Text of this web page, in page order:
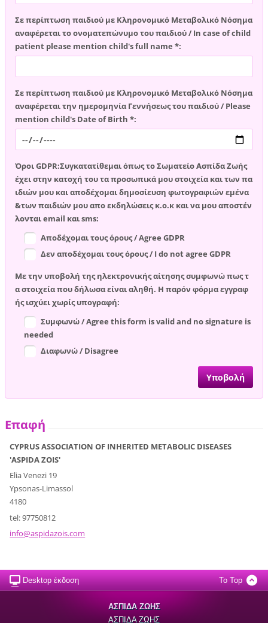
Σε περίπτωση παιδιού με Κληρονομικό Μεταβολικό Νόσημα
αναφέρεται το ονοματεπώνυμο του παιδιού / In case of child
patient please mention child's full name *:
Σε περίπτωση παιδιού με Κληρονομικό Μεταβολικό Νόσημα
αναφέρεται την ημερομηνία Γεννήσεως του παιδιού / Please
mention child's Date of Birth *:
Όροι GDPR:Συγκατατίθεμαι όπως το Σωματείο Ασπίδα Ζωής
έχει στην κατοχή του τα προσωπικά μου στοιχεία και των πα
ιδιών μου και αποδέχομαι δημοσίευση φωτογραφιών εμένα
&των παιδιών μου απο εκδηλώσεις κ.ο.κ και να μου αποστέν
λονται email και sms:
Αποδέχομαι τους όρους / Agree GDPR
Δεν αποδέχομαι τους όρους / I do not agree GDPR
Με την υποβολή της ηλεκτρονικής αίτησης συμφωνώ πως τ
α στοιχεία που δήλωσα είναι αληθή. Η παρόν φόρμα εγγραφ
ής ισχύει χωρίς υπογραφή:
Συμφωνώ / Agree this form is valid and no signature is
needed
Διαφωνώ / Disagree
Επαφή
CYPRUS ASSOCIATION OF INHERITED METABOLIC DISEASES
'ASPIDA ZOIS'
Elia Venezi 19
Ypsonas-Limassol
4180
tel: 97750812
info@aspidazois.com
Desktop έκδοση To Top
ΑΣΠΙΔΑ ΖΩΗΣ
ΑΣΠΙΔΑ ΖΩΗΣ